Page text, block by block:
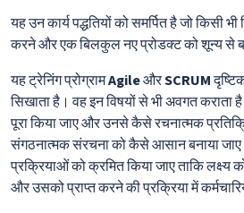
यह उन कार्य पद्धतियों को समर्पित है जो किसी
करने और एक बिलकुल नए प्रोडक्ट को शून्य से
यह ट्रेनिंग प्रोग्रामAgileऔरSCRUM
सिखाता है। वह इन विषयों से भी अवगत
पूरा किया जाए और उनसे कैसे रचनात्मक
संगठनात्मक संरचना को कैसे आसान बनाया
प्रक्रियाओं को क्रमित किया जाए ताकि लक्ष्य
और उसको प्राप्त करने की प्रक्रिया में